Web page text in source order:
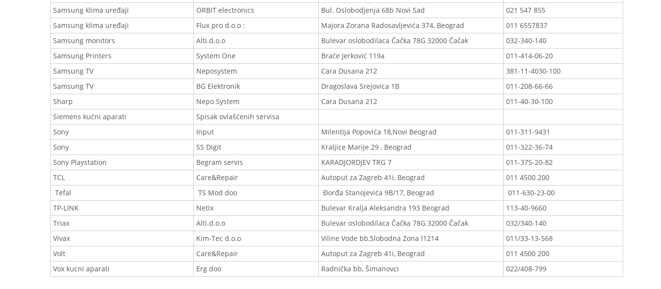
Samsung klima uređaji
ORBIT electronics Bul. Oslobodjenja 68b Novi Sad
021 547 855
Samsung klima uređaji
Flux pro d.o.o : Majora Zorana Radosavljevića 374, Beograd
011 6557837
Samsung monitors
Alti.d.o.o Bulevar oslobodilaca Čačka 78G 32000 Čačak
032-340-140
Samsung Printers
System One Braće Jerković 119a
011-414-06-20
Samsung TV
Neposystem Cara Dusana 212
381-11-4030-100
Samsung TV
BG Elektronik Dragoslava Srejovica 1B
011-208-66-66
Sharp
Nepo System Cara Dusana 212
011-40-30-100
Siemens kućni aparati
Spisak ovlašćenih servisa
Sony
Input Milentija Popovića 18,Novi Beograd
011-311-9431
Sony
SS Digit Kraljice Marije 29 , Beograd
011-322-36-74
Sony Playstation
Begram servis KARADJORDJEV TRG 7
011-375-20-82
TCL
Care&Repair Autoput za Zagreb 41i, Beograd
011 4500 200
Tefal
TS Mod doo Đorđa Stanojevića 9B/17, Beograd
011-630-23-00
TP-LINK
Netix Bulevar Kralja Aleksandra 193 Beograd
113-40-9660
Triax
Alti.d.o.o Bulevar oslobodilaca Čačka 78G 32000 Čačak
032/340-140
Vivax
Kim-Tec d.o.o Viline Vode bb,Slobodna Zona l1214
011/33-13-568
Volt
Care&Repair Autoput za Zagreb 41i, Beograd
011 4500 200
Vox kucni aparati
Erg doo Radnička bb, Šimanovci 022/408-799